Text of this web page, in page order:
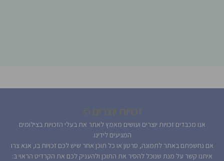
אנו מכבדים זכויות יוצרים ועושים מאמץ לאתר את בעלי הזכויות בצילומים
המגיעים לידינו.
אם נחשפתם באתר לתמונה, סרטון או כל תוכן אחר שיש לכם זכויות בו, אנא צרו
איתנו קשר על מנת שנוכל להסיר את התוכן ולהעניק לכם את הקרדיט הראוי ב: